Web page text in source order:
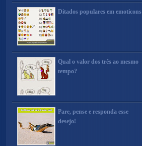
Ditados populares em emoticons
Qual o valor dos três ao mesmo
tempo?
Pare, pense e responda esse
desejo!